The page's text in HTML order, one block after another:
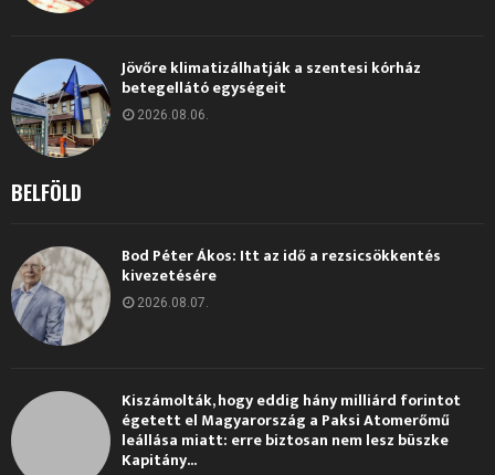
Jövőre klimatizálhatják a szentesi kórház
betegellátó egységeit
2026.08.06.
BELFÖLD
Bod Péter Ákos: Itt az idő a rezsicsökkentés
kivezetésére
2026.08.07.
Kiszámolták, hogy eddig hány milliárd forintot
égetett el Magyarország a Paksi Atomerőmű
leállása miatt: erre biztosan nem lesz büszke
Kapitány...